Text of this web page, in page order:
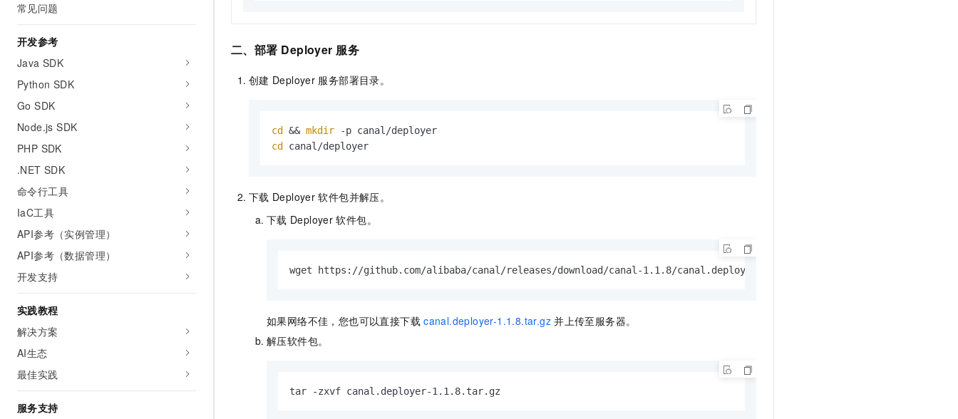
常见问题
开发参考
Java SDK
Python SDK
Go SDK
Node.js SDK
PHP SDK
.NET SDK
命令行工具
IaC工具
API参考（实例管理）
API参考（数据管理）
开发支持
实践教程
解决方案
AI生态
最佳实践
服务支持
二、部署 Deployer 服务
创建 Deployer 服务部署目录。
cd && mkdir
cd
canal/deployer
下载 Deployer 软件包并解压。
下载 Deployer 软件包。
wget https://github.com/alibaba/canal/releases/download/canal-1.1.8/canal.deployer-1.1.8.tar.gz
如果网络不佳，您也可以直接下载 canal.deployer-1.1.8.tar.gz 并上传至服务器。
解压软件包。
tar -zxvf canal.deployer-1.1.8.tar.gz